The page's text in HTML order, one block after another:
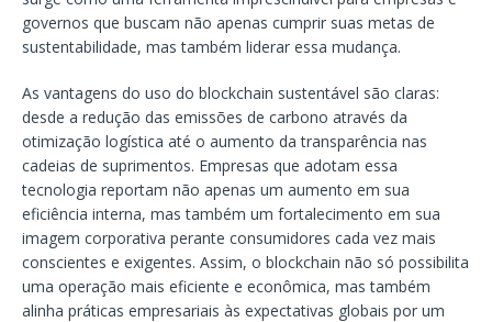
governos que buscam não apenas cumprir suas metas de
sustentabilidade, mas também liderar essa mudança.
As vantagens do uso do blockchain sustentável são claras:
desde a redução das emissões de carbono através da
otimização logística até o aumento da transparência nas
cadeias de suprimentos. Empresas que adotam essa
tecnologia reportam não apenas um aumento em sua
eficiência interna, mas também um fortalecimento em sua
imagem corporativa perante consumidores cada vez mais
conscientes e exigentes. Assim, o blockchain não só possibilita
uma operação mais eficiente e econômica, mas também
alinha práticas empresariais às expectativas globais por um